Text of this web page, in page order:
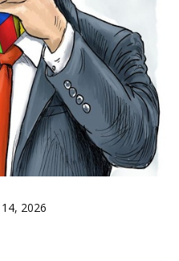
2026